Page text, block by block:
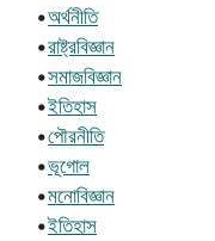
•অর্থনীতি
•রাষ্ট্রবিজ্ঞান
•সমাজবিজ্ঞান
•ইতিহাস
•পৌরনীতি
•ভূগোল
•মনোবিজ্ঞান
•ইতিহাস